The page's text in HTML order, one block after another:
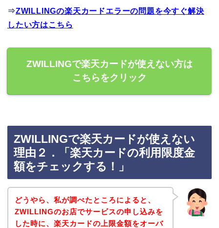
⇒ZWILLINGの楽天カードエラーの問題を今すぐ解決
したい方はこちら
ZWILLINGで楽天カードが使えない方は
こちらをクリック
ZWILLINGで楽天カードが使えない
理由２．「楽天カードの利用限度金
額をチェックする！」
どうやら、私が調べたところによると、
ZWILLINGのお店でサービスの申し込みを
した時に、楽天カードの上限金額をオーバ